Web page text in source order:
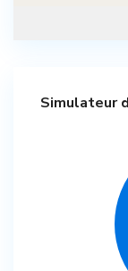
Simulateur